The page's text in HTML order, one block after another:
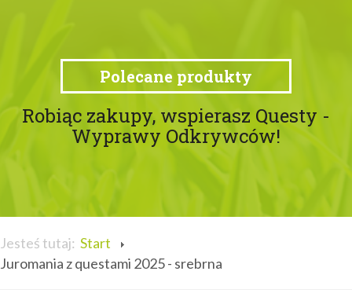
Polecane produkty
Robiąc zakupy, wspierasz Questy -
Wyprawy Odkrywców!
Jesteś tutaj: Start
Juromania z questami 2025 - srebrna